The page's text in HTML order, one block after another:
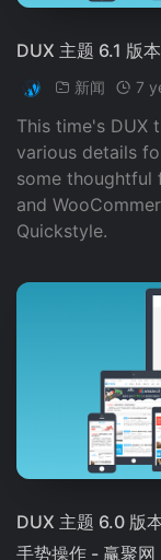
DUX 主题 6.1 版
新闻 7
This time's DUX
various details
some thoughtful
and
Quickstyle.
DUX 主题 6.0 版
手势操作 - 赢聚网